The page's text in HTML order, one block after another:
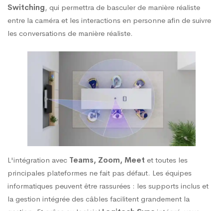
Switching, qui permettra de basculer de manière réaliste
entre la caméra et les interactions en personne afin de suivre
les conversations de manière réaliste.
L'intégration avec Teams, Zoom, Meet et toutes les
principales plateformes ne fait pas défaut. Les équipes
informatiques peuvent être rassurées : les supports inclus et
la gestion intégrée des câbles facilitent grandement la